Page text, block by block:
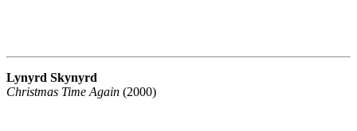
Lynyrd Skynyrd
Christmas Time Again (2000)